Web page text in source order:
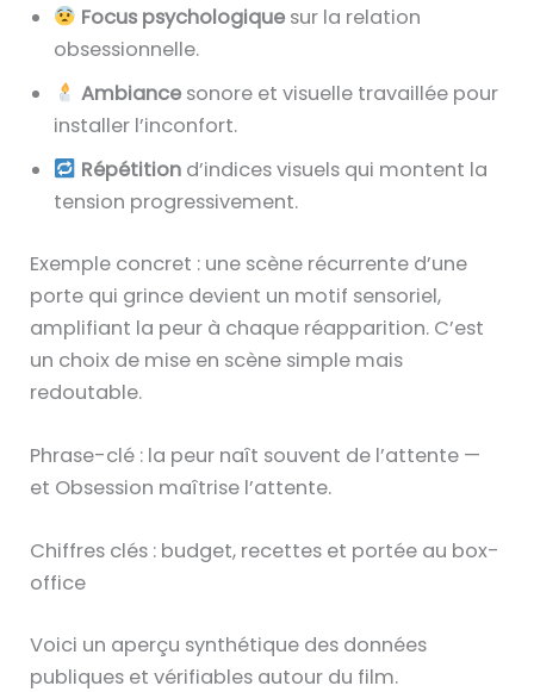
Focus psychologiquesur la relation
obsessionnelle.
Ambiancesonore et visuelle travaillée pour
installer l’inconfort.
Répétitiond’indices visuels qui montent la
tension progressivement.
Exemple concret : une scène récurrente d’une
porte qui grince devient un motif sensoriel,
amplifiant la peur à chaque réapparition. C’est
un choix de mise en scène simple mais
redoutable.
Phrase-clé : la peur naît souvent de l’attente —
et Obsession maîtrise l’attente.
Chiffres clés : budget, recettes et portée au box-
office
Voici un aperçu synthétique des données
publiques et vérifiables autour du film.